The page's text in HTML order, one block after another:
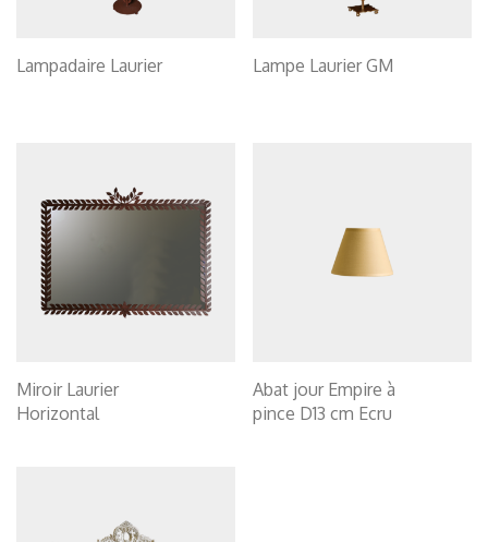
Lampadaire Laurier Lampe Laurier GM
Miroir Laurier
Horizontal
Abat jour Empire à
pince D13 cm Ecru